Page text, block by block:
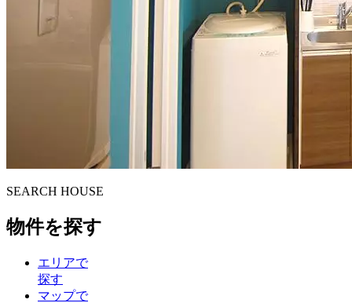
SEARCH HOUSE
物件を探す
エリアで
探す
マップで